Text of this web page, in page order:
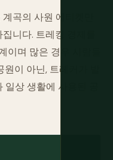
곡의 사원 에티켓만
니다. 트레킹 경제를
며 많은 경우 사람들
이 아닌, 트레커가 발
상 생활에 사용된 공